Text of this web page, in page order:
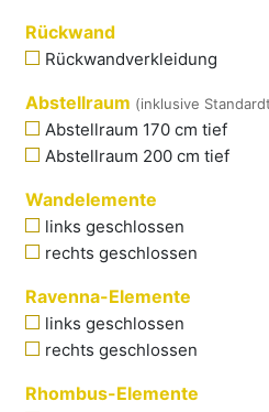
Rückwand
Rückwandverkleidung
Abstellraum (inklusive
Abstellraum 170 cm tief
Abstellraum 200 cm tief
Wandelemente
links geschlossen
rechts geschlossen
Ravenna-Elemente
links geschlossen
rechts geschlossen
Rhombus-Elemente